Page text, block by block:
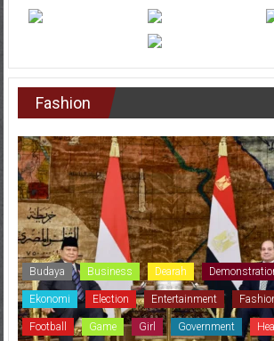
Fashion
Budaya Business Dearah
Ekonomi Election Entertainment
Football Game Girl Government